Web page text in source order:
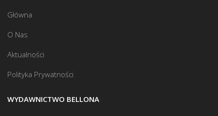
Główna
O Nas
Aktualności
Polityka Prywatności
WYDAWNICTWO BELLONA